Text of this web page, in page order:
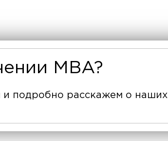
MBA?
подробно расскажем о наших